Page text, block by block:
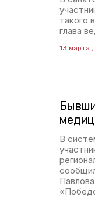
такого
глава
13 марта ,
В